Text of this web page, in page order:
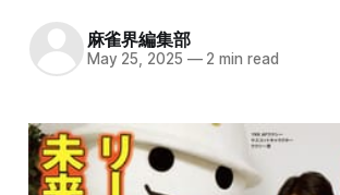
麻雀界編集部
May 25, 2025 —2 min read